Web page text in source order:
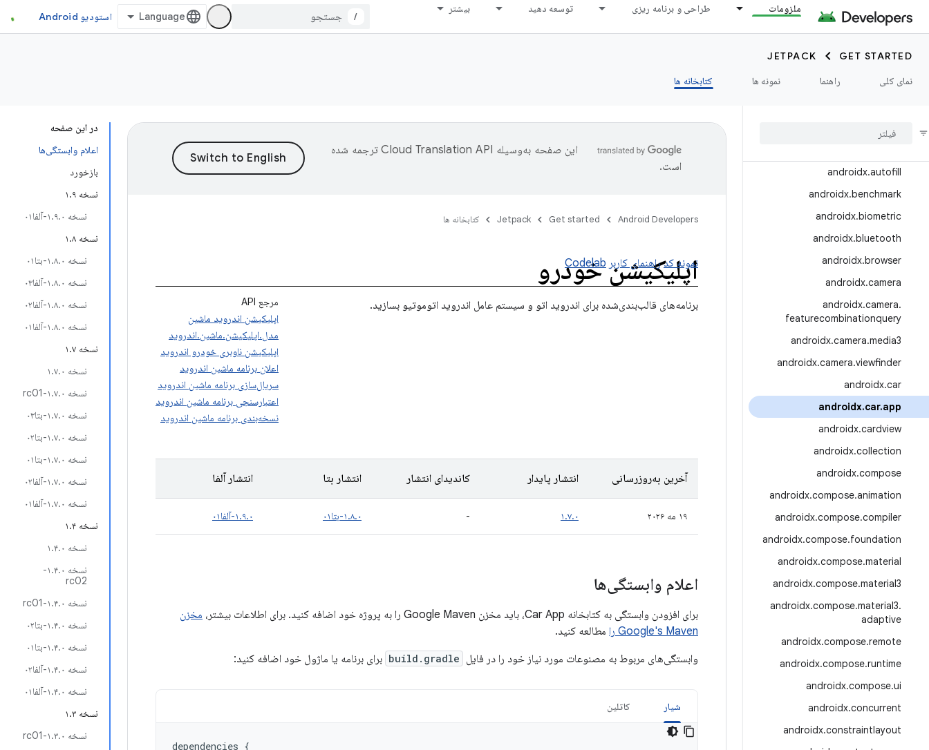
ملزومات طراحی و برنامه ریزی توسعه دهید بیشتر
/ استودیو Android
GET STARTED
JETPACK
نمای کلی
راهنما نمونه ها کتابخانه ها
androidx.ads
androidx.appcompat
androidx.appfunctions
core
androidx.autofill
androidx.benchmark
androidx.biometric
androidx.bluetooth
androidx.browser
androidx.camera
androidx.camera.
featurecombinationquery
androidx.camera.media3
androidx.camera.viewfinder
androidx.car
androidx.car.app
androidx.cardview
androidx.collection
androidx.compose
androidx.compose.animation
androidx.compose.compiler
androidx.compose.foundation
androidx.compose.material
androidx.compose.material3
androidx.compose.material3.
adaptive
androidx.compose.remote
androidx.compose.runtime
androidx.compose.ui
androidx.concurrent
androidx.constraintlayout
در این صفحه
اعلام وابستگی‌ها
بازخورد
نسخه ۱.۹
نسخه ۱.۹.۰-آلفا۰۱
نسخه ۱.۸
نسخه ۱.۸.۰-بتا۰۱
نسخه ۱.۸.۰-آلفا۰۳
نسخه ۱.۸.۰-آلفا۰۲
نسخه ۱.۸.۰-آلفا۰۱
نسخه ۱.۷
نسخه ۱.۷.۰
نسخه ۱.۷.۰-rc01
نسخه ۱.۷.۰-بتا۰۳
نسخه ۱.۷.۰-بتا۰۲
نسخه ۱.۷.۰-بتا۰۱
نسخه ۱.۷.۰-آلفا۰۲
نسخه ۱.۷.۰-آلفا۰۱
نسخه ۱.۴
نسخه ۱.۴.۰
نسخه ۱.۴.۰-
rc02
نسخه ۱.۴.۰-rc01
نسخه ۱.۴.۰-بتا۰۲
نسخه ۱.۴.۰-بتا۰۱
نسخه ۱.۴.۰-آلفا۰۲
نسخه ۱.۴.۰-آلفا۰۱
نسخه ۱.۳
نسخه ۱.۳.۰-rc01
این صفحه به‌وسیله
ترجمه شده
است.
Android Developers
Get started
Jetpack کتابخانه ها
اپلیکیشن خودرو
نمونه کد راهنمای کاربر Codelab
مرجع API
اپلیکیشن اندروید ماشین
مدل.اپلیکیشن.ماشین.اندروید
اپلیکیشن ناوبری خودرو اندروید
اعلان برنامه ماشین اندروید
سریال‌سازی برنامه ماشین اندروید
اعتبارسنجی برنامه ماشین اندروید
نسخه‌بندی برنامه ماشین اندروید
برنامه‌های قالب‌بندی‌شده برای اندروید اتو و سیستم عامل اندروید اتوموتیو بسازید.
آخرین به‌روزرسانی انتشار پایدار کاندیدای انتشار انتشار بتا انتشار آلفا
۱۹ مه ۲۰۲۶ ۱.۷.۰ - ۱.۸.۰-بتا۰۱ ۱.۹.۰-آلفا۰۱
اعلام وابستگی‌ها
برای افزودن وابستگی به کتابخانه Car App، باید مخزن Google Maven را به پروژه خود اضافه کنید. برای اطلاعات بیشتر،
مخزن
Google's Maven را
مطالعه کنید.
وابستگی‌های مربوط به مصنوعات مورد نیاز خود را در فایل build.gradle برای برنامه یا ماژول خود اضافه کنید:
شیار کاتلین
dependencies {